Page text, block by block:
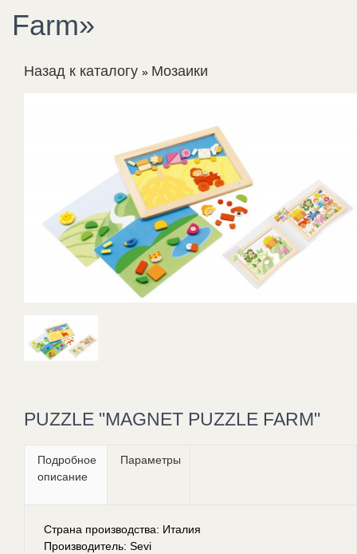
Farm»
Назад к каталогу Мозаики
PUZZLE "MAGNET PUZZLE FARM"
Подробное
описание
Параметры
Страна производства: Италия
Производитель: Sevi